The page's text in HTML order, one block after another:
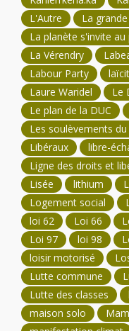
L'Autre
La
La planète s'invite
La Vérendry
Labour Party
Laure Waridel
Le
Le plan de la DUC
Les soulèvements
Libéraux
libre-
Ligne des droits et
Lisée
lithium
Logement social
loi 62
Loi 66
Loi 97
loi 98
loisir motorisé
Lutte commune
Lutte des classes
maison solo